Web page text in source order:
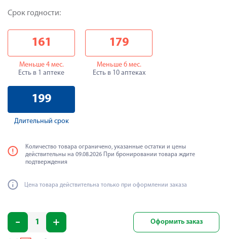
Срок годности:
161
Меньше 4 мес.
Есть в 1 аптеке
179
Меньше 6 мес.
Есть в 10 аптеках
199
Длительный срок
Количество товара ограничено, указанные остатки и цены
действительны на 09.08.2026 При бронировании товара ждите
подтверждения
Цена товара действительна только при оформлении заказа
Оформить заказ